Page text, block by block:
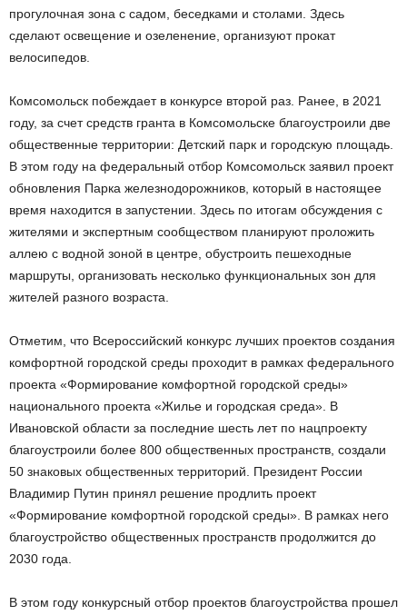
прогулочная зона с садом, беседками и столами. Здесь
сделают освещение и озеленение, организуют прокат
велосипедов.
Комсомольск побеждает в конкурсе второй раз. Ранее, в 2021
году, за счет средств гранта в Комсомольске благоустроили две
общественные территории: Детский парк и городскую площадь.
В этом году на федеральный отбор Комсомольск заявил проект
обновления Парка железнодорожников, который в настоящее
время находится в запустении. Здесь по итогам обсуждения с
жителями и экспертным сообществом планируют проложить
аллею с водной зоной в центре, обустроить пешеходные
маршруты, организовать несколько функциональных зон для
жителей разного возраста.
Отметим, что Всероссийский конкурс лучших проектов создания
комфортной городской среды проходит в рамках федерального
проекта «Формирование комфортной городской среды»
национального проекта «Жилье и городская среда». В
Ивановской области за последние шесть лет по нацпроекту
благоустроили более 800 общественных пространств, создали
50 знаковых общественных территорий. Президент России
Владимир Путин принял решение продлить проект
«Формирование комфортной городской среды». В рамках него
благоустройство общественных пространств продолжится до
2030 года.
В этом году конкурсный отбор проектов благоустройства прошел